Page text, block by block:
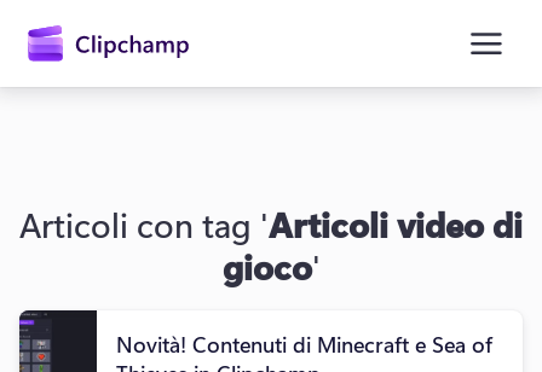
principale
Accedi
Articoli con tag 'Articoli video di
gioco'
Novità! Contenuti di Minecraft e Sea of